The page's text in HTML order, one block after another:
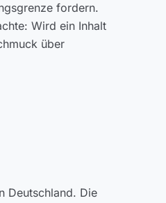
fordern.
Wird ein Inhalt
über
Deutschland. Die